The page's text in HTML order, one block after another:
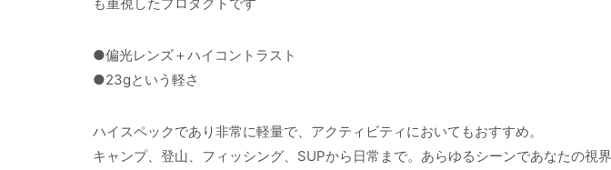
●偏光レンズ＋ハイコントラスト
●23gという軽さ
ハイスペックであり非常に軽量で、アクティビティにおいてもおすすめ。
キャンプ、登山、フィッシング、SUPから日常まで。あらゆるシーンであなたの視